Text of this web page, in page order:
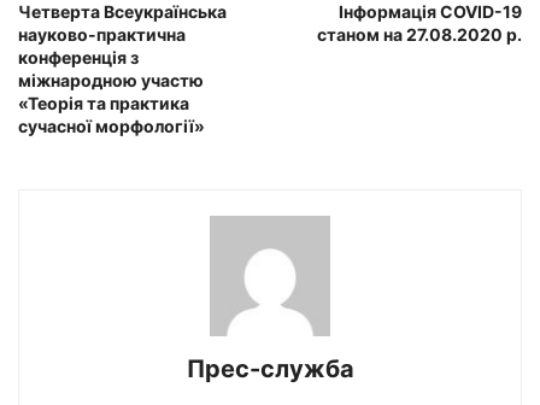
Четверта Всеукраїнська
науково-практична
конференція з
міжнародною участю
«Теорія та практика
сучасної морфології»
Інформація COVID-19
станом на 27.08.2020 р.
Прес-служба